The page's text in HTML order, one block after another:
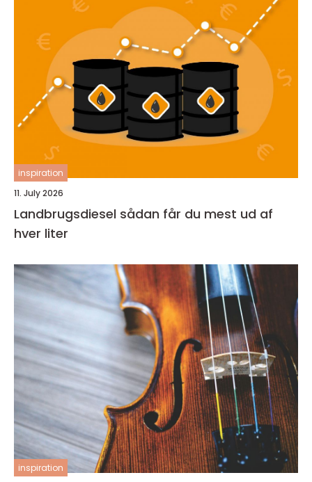
inspiration
11. July 2026
Landbrugsdiesel sådan får du mest ud af
hver liter
inspiration